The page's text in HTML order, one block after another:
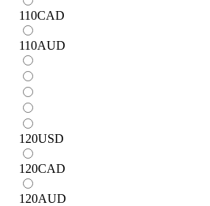
110CAD
110AUD
120USD
120CAD
120AUD